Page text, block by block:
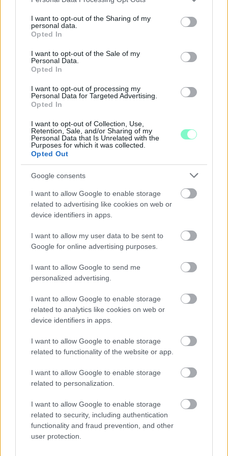
not limited to your visit or usage behaviour. You may click to
grant or deny consent to Google and its third-party tags to
use your data for below specified purposes in below Google
consent section.
I want to opt-out of the Sharing of my
personal data.
Opted In
I want to opt-out of the Sale of my
Personal Data.
Opted In
I want to opt-out of processing my
Personal Data for Targeted Advertising.
Opted In
I want to opt-out of Collection, Use,
Retention, Sale, and/or Sharing of my
Personal Data that Is Unrelated with the
Purposes for which it was collected.
Opted Out
Google consents
I want to allow Google to enable storage
related to advertising like cookies on web or
device identifiers in apps.
I want to allow my user data to be sent to
Google for online advertising purposes.
I want to allow Google to send me
personalized advertising.
I want to allow Google to enable storage
related to analytics like cookies on web or
device identifiers in apps.
I want to allow Google to enable storage
related to functionality of the website or app.
I want to allow Google to enable storage
related to personalization.
I want to allow Google to enable storage
related to security, including authentication
functionality and fraud prevention, and other
user protection.
Szólj hozzá!
A BAROKK ÖSSZES ÁRNYALATA ÉS MÉG EGY SOR
KIVÁLÓ PROGRAM VÁR MINDENKIT EZEN A HÉTVÉGÉN
Középpontban a hagyományőrzés, de lesz Pogány Induló és